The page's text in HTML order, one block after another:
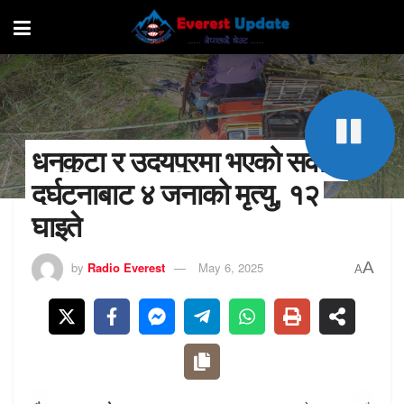
धनकुटा र उदयपुरमा भएको सवारी
दुर्घटनाबाट ४ जनाको मृत्यु, १२
घाइते
by Radio Everest May 6, 2025 AA